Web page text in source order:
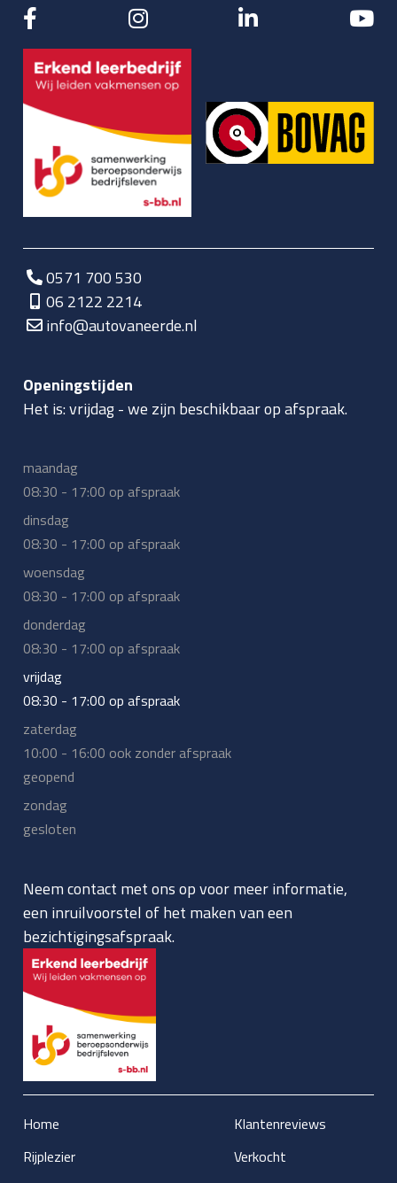
0571 700 530
06 2122 2214
info@autovaneerde.nl
Openingstijden
Het is:vrijdag-we zijn beschikbaar op afspraak.
maandag
08:30 - 17:00 op afspraak
dinsdag
08:30 - 17:00 op afspraak
woensdag
08:30 - 17:00 op afspraak
donderdag
08:30 - 17:00 op afspraak
vrijdag
08:30 - 17:00 op afspraak
zaterdag
10:00 - 16:00 ook zonder afspraak
geopend
zondag
gesloten
Neem contact met ons op voor meer informatie,
een inruilvoorstel of het maken van een
bezichtigingsafspraak.
Home
Rijplezier
Klantenreviews
Verkocht